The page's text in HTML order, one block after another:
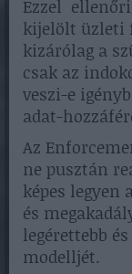
Ezzel
kijelölt üzleti
kizárólag a
csak az
veszi-e
adat-
Az
ne pusztán
képes
és
legérettebb
modelljét.